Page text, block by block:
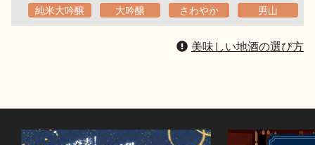
純米大吟醸 大吟醸 さわやか 男山
美味しい地酒の選び方